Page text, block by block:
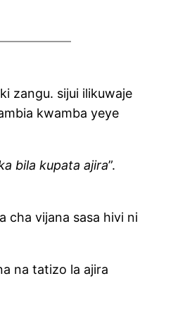
zangu. sijui ilikuwaje
kwamba yeye
bila kupata ajira”.
cha vijana sasa hivi ni
na tatizo la ajira